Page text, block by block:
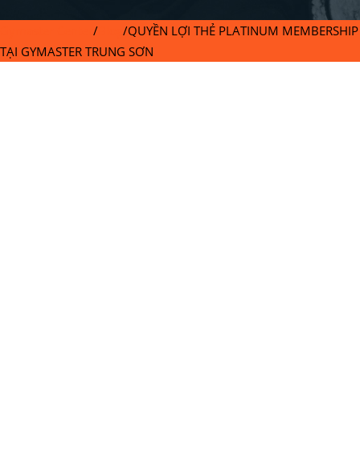
/ /QUYỀN LỢI THẺ PLATINUM MEMBERSHIP
TẠI GYMASTER TRUNG SƠN